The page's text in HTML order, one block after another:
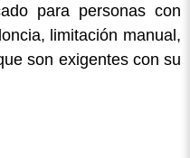
para personas con
limitación manual,
son exigentes con su